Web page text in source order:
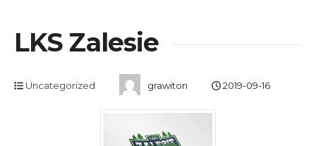
LKS Zalesie
Uncategorized grawiton 2019-09-16